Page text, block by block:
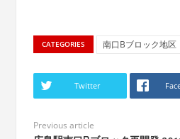
CATEGORIES 南口Bブロック地区
Twitter
Previous article